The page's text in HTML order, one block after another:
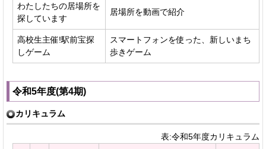
わたしたちの居場所を
探しています
居場所を動画で紹介
高校生主催!駅前宝探
しゲーム
スマートフォンを使った、新しいまち
歩きゲーム
令和5年度(第4期)
カリキュラム
表:令和5年度カリキュラム